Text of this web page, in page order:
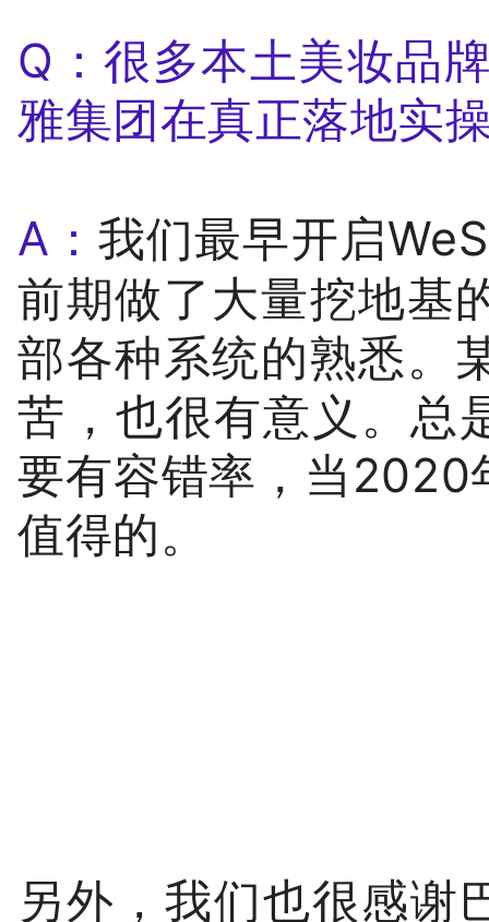
Q：很多本土美妆品
雅集团在真正落地实
A：我们最早开启
前期做了大量挖地基
部各种系统的熟悉。
苦，也很有意义。总
要有容错率，当2020
值得的。
另外，我们也很感谢